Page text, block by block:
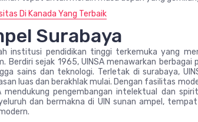
Di Kanada Yang Terbaik
Surabaya
institusi pendidikan tinggi terkemuka yang
Berdiri sejak 1965, UINSA menawarkan berbagai
sains dan teknologi. Terletak di surabaya,
luas dan berakhlak mulai. Dengan fasilitas
mendukung pengembangan intelektual dan
dan bermakna di UIN sunan ampel,